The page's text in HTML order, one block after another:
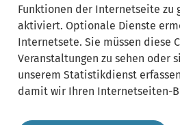
Funktionen der Internetseite zu
aktiviert. Optionale Dienste
Internetsete. Sie müssen diese
Veranstaltungen zu sehen oder
unserem Statistikdienst
damit wir Ihren Internetseiten-